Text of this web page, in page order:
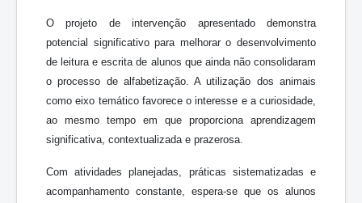
O projeto de intervenção apresentado demonstra
potencial significativo para melhorar o desenvolvimento
de leitura e escrita de alunos que ainda não consolidaram
o processo de alfabetização. A utilização dos animais
como eixo temático favorece o interesse e a curiosidade,
ao mesmo tempo em que proporciona aprendizagem
significativa, contextualizada e prazerosa.
Com atividades planejadas, práticas sistematizadas e
acompanhamento constante, espera-se que os alunos